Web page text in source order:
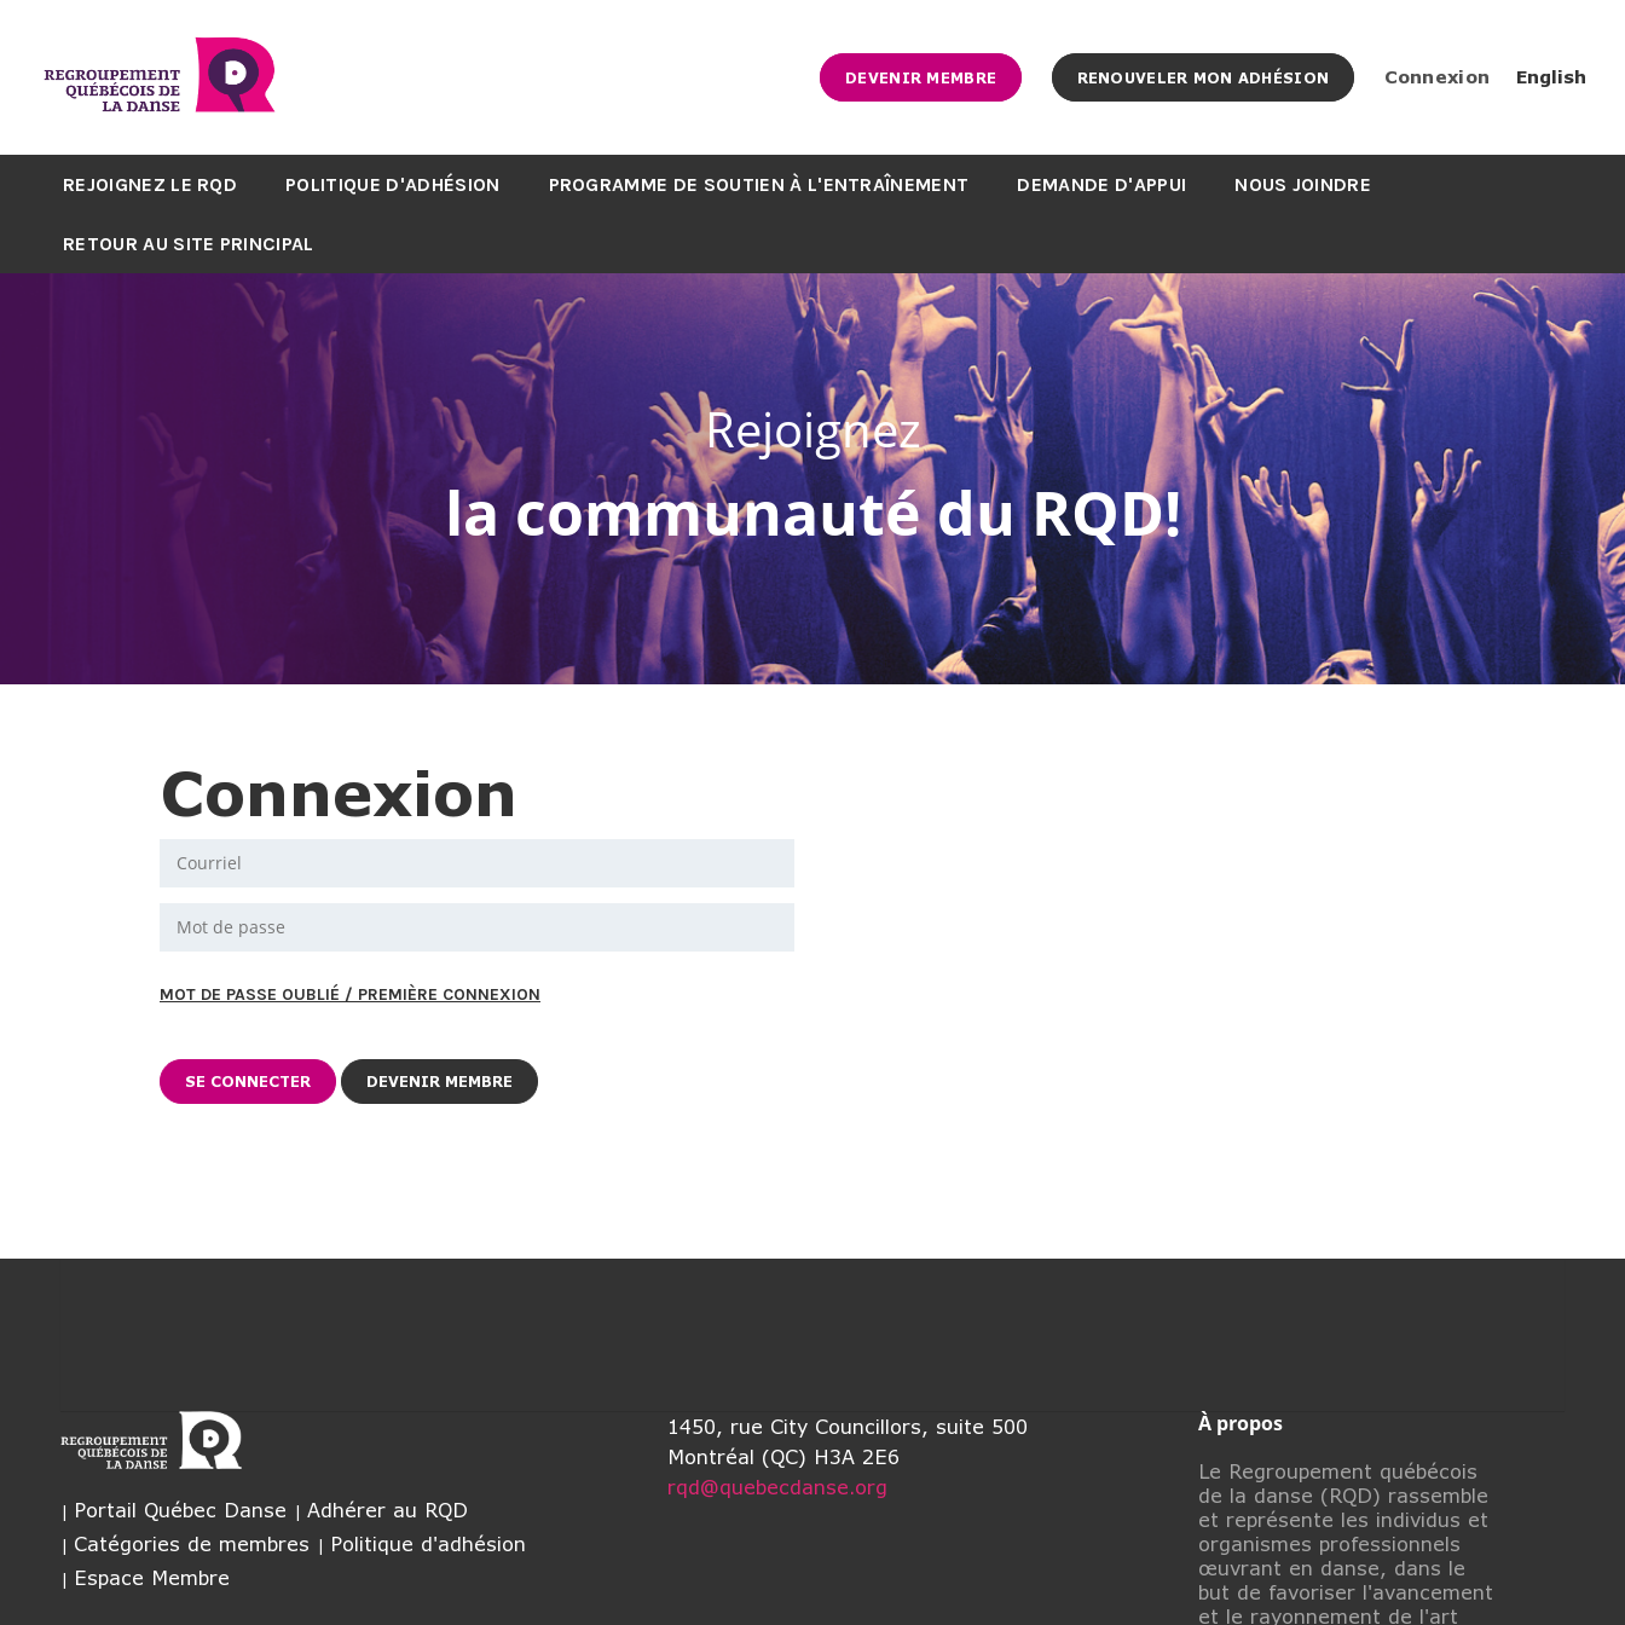
DEVENIR MEMBRE RENOUVELER MON ADHÉSION Connexion English
REJOIGNEZ LE RQD POLITIQUE D'ADHÉSION PROGRAMME DE SOUTIEN À L'ENTRAÎNEMENT DEMANDE D'APPUI NOUS JOINDRE
RETOUR AU SITE PRINCIPAL
Rejoignez
la communauté du RQD!
Connexion
MOT DE PASSE OUBLIÉ / PREMIÈRE CONNEXION
DEVENIR MEMBRE
Portail Québec Danse
Adhérer au RQD
Catégories de membres
Politique d'adhésion
Espace Membre
1450, rue City Councillors, suite 500
Montréal (QC) H3A 2E6
rqd@quebecdanse.org
À propos
Le Regroupement québécois
de la danse (RQD) rassemble
et représente les individus et
organismes professionnels
œuvrant en danse, dans le
but de favoriser l'avancement
et le rayonnement de l'art